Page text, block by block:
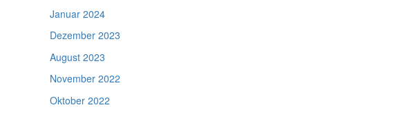
Januar 2024
Dezember 2023
August 2023
November 2022
Oktober 2022